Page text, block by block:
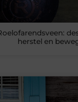
herstel en